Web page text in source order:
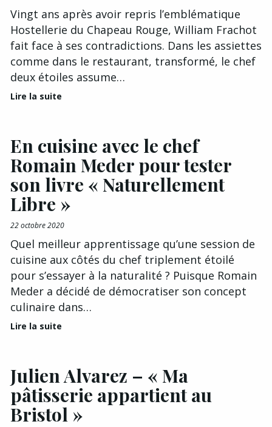
Vingt ans après avoir repris l’emblématique
Hostellerie du Chapeau Rouge, William Frachot
fait face à ses contradictions. Dans les assiettes
comme dans le restaurant, transformé, le chef
deux étoiles assume…
Lire la suite
En cuisine avec le chef
Romain Meder pour tester
son livre « Naturellement
Libre »
22 octobre 2020
Quel meilleur apprentissage qu’une session de
cuisine aux côtés du chef triplement étoilé
pour s’essayer à la naturalité ? Puisque Romain
Meder a décidé de démocratiser son concept
culinaire dans…
Lire la suite
Julien Alvarez – « Ma
pâtisserie appartient au
Bristol »